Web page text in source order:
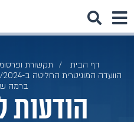
דף הבית תקשורת
ברמה של
הודעות